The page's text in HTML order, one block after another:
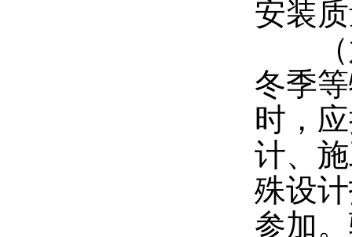
安装
（六
冬季
时，
计、
殊设
参加